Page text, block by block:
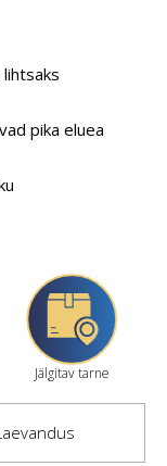
pika eluea
Jälgitav tarne